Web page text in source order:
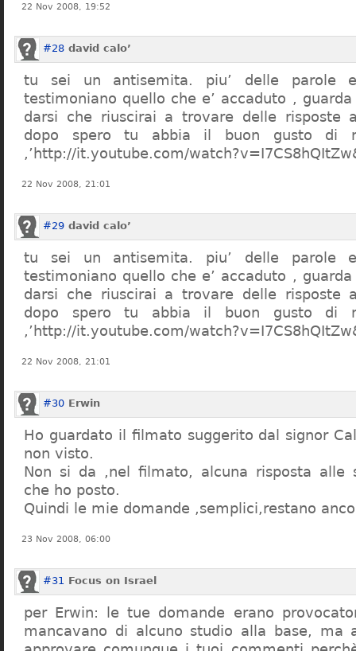
22 Nov 2008, 19:52
#28 david calo’
tu sei un antisemita. piu’ delle parole
testimoniano quello che e’ accaduto , guarda
darsi che riuscirai a trovare delle risposte
dopo spero tu abbia il buon gusto di
,’http://it.youtube.com/
22 Nov 2008, 21:01
#29 david calo’
tu sei un antisemita. piu’ delle parole
testimoniano quello che e’ accaduto , guarda
darsi che riuscirai a trovare delle risposte
dopo spero tu abbia il buon gusto di
,’http://it.youtube.com/
22 Nov 2008, 21:01
#30 Erwin
Ho guardato il filmato suggerito dal signor
non visto.
Non si da ,nel filmato, alcuna risposta alle
che ho posto.
Quindi le mie domande ,semplici,restano
23 Nov 2008, 06:00
#31 Focus on Israel
per Erwin: le tue domande erano
mancavano di alcuno studio alla base, ma